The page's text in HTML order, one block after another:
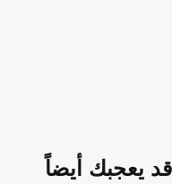
قد يعجبك أيضاً